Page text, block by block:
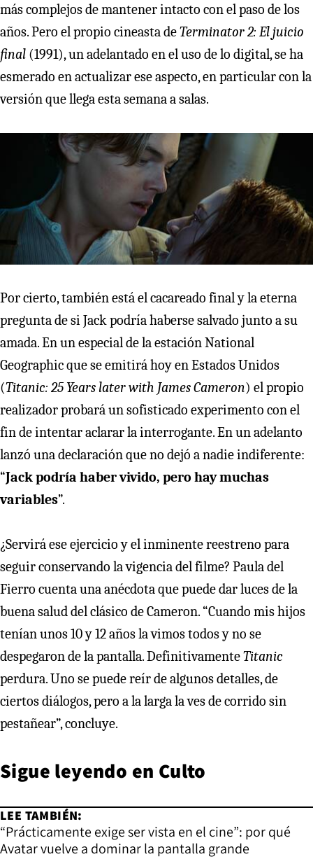
más complejos de mantener intacto con el paso de los
años. Pero el propio cineasta deTerminator 2: El juicio
final (1991), un adelantado en el uso de lo digital, se ha
esmerado en actualizar ese aspecto, en particular con la
versión que llega esta semana a salas.
Por cierto, también está el cacareado final y la eterna
pregunta de si Jack podría haberse salvado junto a su
amada. En un especial de la estación National
Geographic que se emitirá hoy en Estados Unidos
(Titanic: 25 Years later with James Cameron) el propio
realizador probará un sofisticado experimento con el
fin de intentar aclarar la interrogante. En un adelanto
lanzó una declaración que no dejó a nadie indiferente:
“Jack podría haber vivido, pero hay muchas
variables”.
¿Servirá ese ejercicio y el inminente reestreno para
seguir conservando la vigencia del filme? Paula del
Fierro cuenta una anécdota que puede dar luces de la
buena salud del clásico de Cameron. “Cuando mis hijos
tenían unos 10 y 12 años la vimos todos y no se
despegaron de la pantalla. DefinitivamenteTitanic
perdura. Uno se puede reír de algunos detalles, de
ciertos diálogos, pero a la larga la ves de corrido sin
pestañear”, concluye.
Sigue leyendo en Culto
LEE TAMBIÉN:
“Prácticamente exige ser vista en el cine”: por qué
Avatar vuelve a dominar la pantalla grande